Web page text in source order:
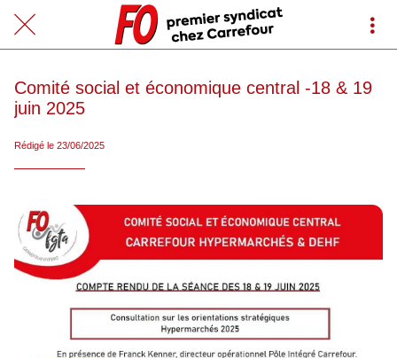
Comité social et économique central -18 & 19
juin 2025
Rédigé le 23/06/2025